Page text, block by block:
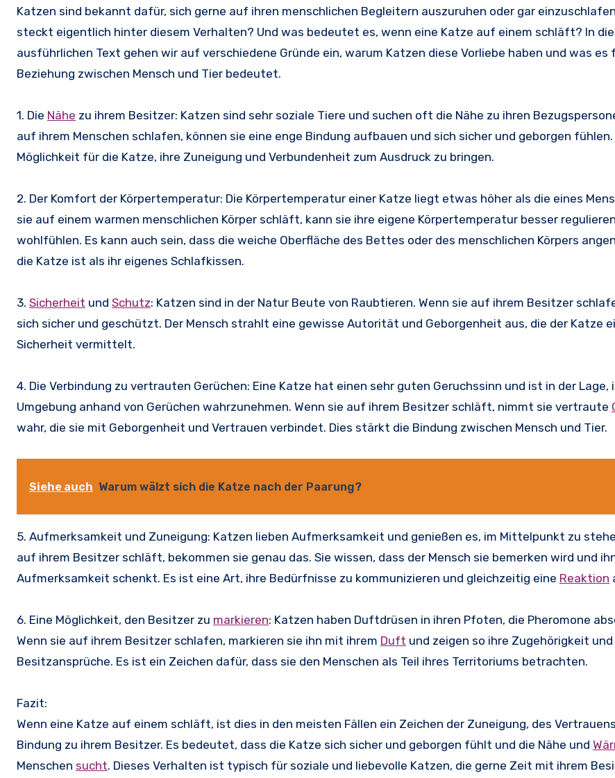
Katzen sind bekannt dafür, sich gerne auf ihren menschlichen Begleitern auszuruhen oder gar
steckt eigentlich hinter diesem Verhalten? Und was bedeutet es, wenn eine Katze auf einem schläft? In
ausführlichen Text gehen wir auf verschiedene Gründe ein, warum Katzen diese Vorliebe haben und was es
Beziehung zwischen Mensch und Tier bedeutet.
1. Die Nähe zu ihrem Besitzer: Katzen sind sehr soziale Tiere und suchen oft die Nähe zu ihren
auf ihrem Menschen schlafen, können sie eine enge Bindung aufbauen und sich sicher und geborgen
Möglichkeit für die Katze, ihre Zuneigung und Verbundenheit zum Ausdruck zu bringen.
2. Der Komfort der Körpertemperatur: Die Körpertemperatur einer Katze liegt etwas höher als die eines
sie auf einem warmen menschlichen Körper schläft, kann sie ihre eigene Körpertemperatur besser
wohlfühlen. Es kann auch sein, dass die weiche Oberfläche des Bettes oder des menschlichen Körpers
die Katze ist als ihr eigenes Schlafkissen.
3. Sicherheit und Schutz: Katzen sind in der Natur Beute von Raubtieren. Wenn sie auf ihrem Besitzer
sich sicher und geschützt. Der Mensch strahlt eine gewisse Autorität und Geborgenheit aus, die der Katze
Sicherheit vermittelt.
4. Die Verbindung zu vertrauten Gerüchen: Eine Katze hat einen sehr guten Geruchssinn und ist in der Lage,
Umgebung anhand von Gerüchen wahrzunehmen. Wenn sie auf ihrem Besitzer schläft, nimmt sie vertraute
wahr, die sie mit Geborgenheit und Vertrauen verbindet. Dies stärkt die Bindung zwischen Mensch und Tier.
Siehe auch Warum wälzt sich die Katze nach der Paarung?
5. Aufmerksamkeit und Zuneigung: Katzen lieben Aufmerksamkeit und genießen es, im Mittelpunkt zu
auf ihrem Besitzer schläft, bekommen sie genau das. Sie wissen, dass der Mensch sie bemerken wird und
Aufmerksamkeit schenkt. Es ist eine Art, ihre Bedürfnisse zu kommunizieren und gleichzeitig eine Reaktion
6. Eine Möglichkeit, den Besitzer zu markieren: Katzen haben Duftdrüsen in ihren Pfoten, die Pheromone
Wenn sie auf ihrem Besitzer schlafen, markieren sie ihn mit ihrem Duft und zeigen so ihre Zugehörigkeit und
Besitzansprüche. Es ist ein Zeichen dafür, dass sie den Menschen als Teil ihres Territoriums betrachten.
Fazit:
Wenn eine Katze auf einem schläft, ist dies in den meisten Fällen ein Zeichen der Zuneigung, des
Bindung zu ihrem Besitzer. Es bedeutet, dass die Katze sich sicher und geborgen fühlt und die Nähe und
Menschen sucht. Dieses Verhalten ist typisch für soziale und liebevolle Katzen, die gerne Zeit mit ihrem